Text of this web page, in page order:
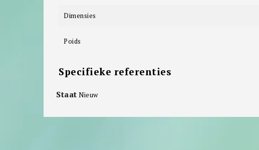
Dimensies
Poids
Specifieke referenties
Staat Nieuw